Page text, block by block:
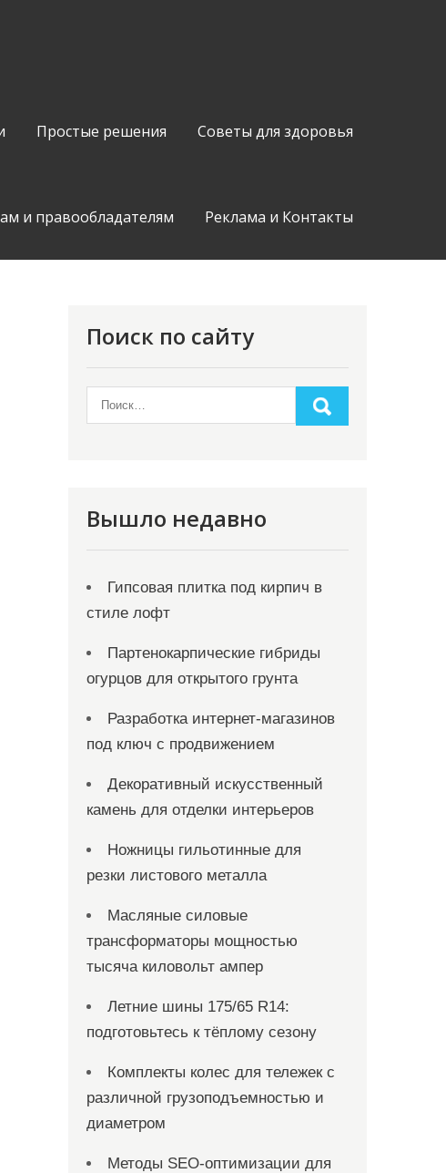
Простые решения Советы для здоровья
и правообладателям Реклама и Контакты
Поиск по сайту
Вышло недавно
Гипсовая плитка под кирпич в
стиле лофт
Партенокарпические гибриды
огурцов для открытого грунта
Разработка интернет-магазинов
под ключ с продвижением
Декоративный искусственный
камень для отделки интерьеров
Ножницы гильотинные для
резки листового металла
Масляные силовые
трансформаторы мощностью
тысяча киловольт ампер
Летние шины 175/65 R14:
подготовьтесь к тёплому сезону
Комплекты колес для тележек с
различной грузоподъемностью и
диаметром
Методы SEO-оптимизации для